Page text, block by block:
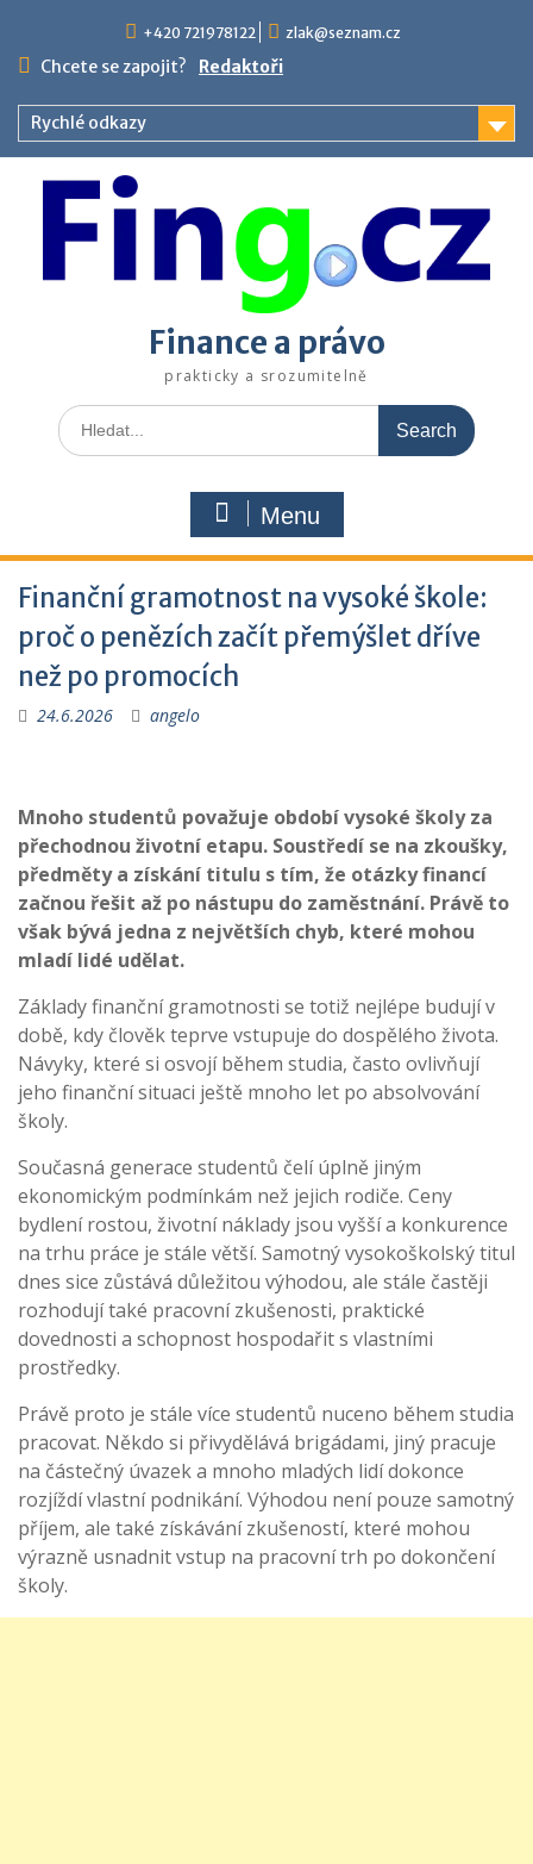
content
+420 721978122 zlak@seznam.cz
Chcete se zapojit? Redaktoři
Rychlé odkazy
Finance a právo
prakticky a srozumitelně
Search
for:
Menu
Finanční gramotnost na vysoké škole:
proč o penězích začít přemýšlet dříve
než po promocích
24.6.2026 angelo
Mnoho studentů považuje období vysoké školy za
přechodnou životní etapu. Soustředí se na zkoušky,
předměty a získání titulu s tím, že otázky financí
začnou řešit až po nástupu do zaměstnání. Právě to
však bývá jedna z největších chyb, které mohou
mladí lidé udělat.
Základy finanční gramotnosti se totiž nejlépe budují v
době, kdy člověk teprve vstupuje do dospělého života.
Návyky, které si osvojí během studia, často ovlivňují
jeho finanční situaci ještě mnoho let po absolvování
školy.
Současná generace studentů čelí úplně jiným
ekonomickým podmínkám než jejich rodiče. Ceny
bydlení rostou, životní náklady jsou vyšší a konkurence
na trhu práce je stále větší. Samotný vysokoškolský titul
dnes sice zůstává důležitou výhodou, ale stále častěji
rozhodují také pracovní zkušenosti, praktické
dovednosti a schopnost hospodařit s vlastními
prostředky.
Právě proto je stále více studentů nuceno během studia
pracovat. Někdo si přivydělává brigádami, jiný pracuje
na částečný úvazek a mnoho mladých lidí dokonce
rozjíždí vlastní podnikání. Výhodou není pouze samotný
příjem, ale také získávání zkušeností, které mohou
výrazně usnadnit vstup na pracovní trh po dokončení
školy.